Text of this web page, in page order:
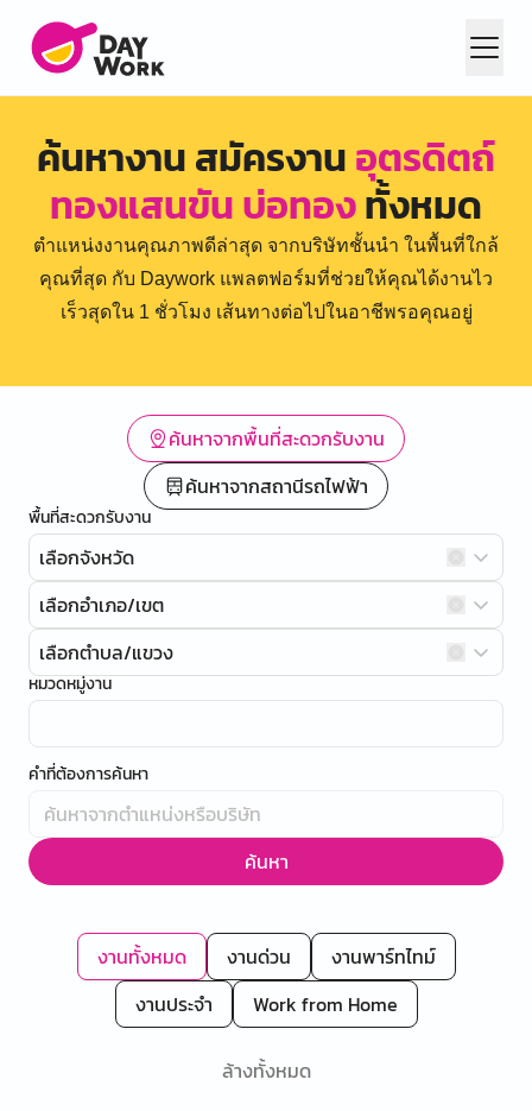
ค้นหางาน สมัครงานอุตรดิตถ์
ทองแสนขัน บ่อทองทั้งหมด
ตำแหน่งงานคุณภาพดีล่าสุด จากบริษัทชั้นนำ ในพื้นที่ใกล้
คุณที่สุด กับ Daywork แพลตฟอร์มที่ช่วยให้คุณได้งานไว
เร็วสุดใน 1 ชั่วโมง เส้นทางต่อไปในอาชีพรอคุณอยู่
ค้นหาจากพื้นที่สะดวกรับงาน
ค้นหาจากสถานีรถไฟฟ้า
พื้นที่สะดวกรับงาน
เลือกจังหวัด
เลือกอำเภอ/เขต
เลือกตำบล/แขวง
หมวดหมู่งาน
คำที่ต้องการค้นหา
ค้นหา
งานทั้งหมด งานด่วน
งานพาร์ทไทม์
งานประจำ
Work from Home
ล้างทั้งหมด